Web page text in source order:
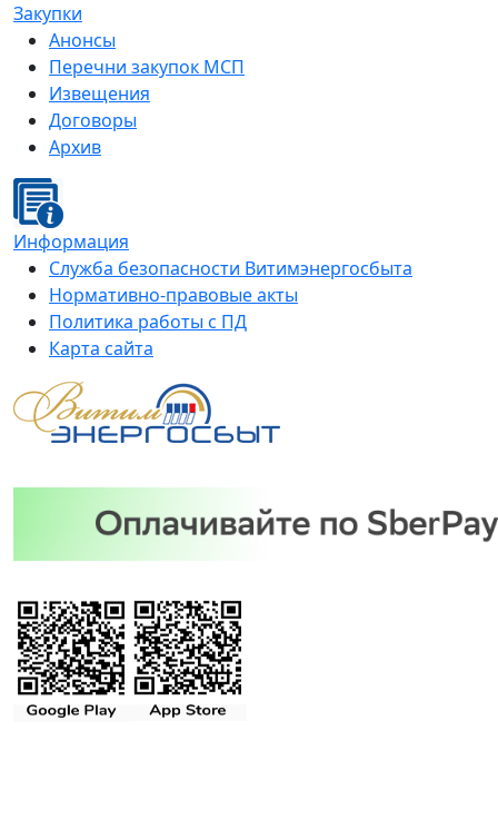
Закупки
Анонсы
Перечни закупок МСП
Извещения
Договоры
Архив
Информация
Служба безопасности Витимэнергосбыта
Нормативно-правовые акты
Политика работы с ПД
Карта сайта